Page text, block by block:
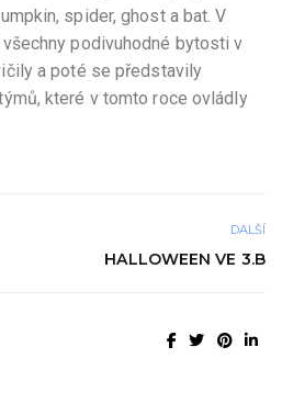
spider, ghost a bat. V
podivuhodné bytosti v
a poté se představily
které v tomto roce ovládly
DALŠÍ
HALLOWEEN VE 3.B